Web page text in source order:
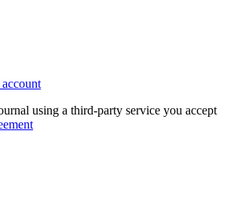
using a third-party service you accept